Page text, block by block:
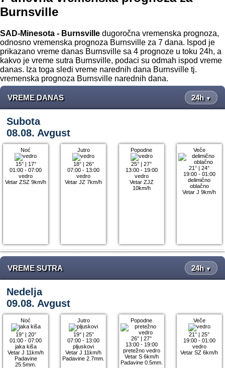
Burnsville
SAD-Minesota - Burnsville dugoročna vremenska prognoza,
odnosno vremenska prognoza Burnsville za 7 dana. Ispod je
prikazano vreme danas Burnsville sa 4 prognoze u toku 24h, a
kakvo je vreme sutra Burnsville, podaci su odmah ispod vreme
danas. Iza toga sledi vreme narednih dana Burnsville tj.
vremenska prognoza Burnsville narednih dana.
VREME DANAS 24h ▼
Subota
08.08. Avgust
Noć
15°| 17°
01:00 - 07:00
vedro
Vetar ZSZ 9km/h
Jutro
18°| 26°
07:00 - 13:00
vedro
Vetar JZ 7km/h
Popodne
25° |27°
13:00 - 19:00
vedro
Vetar ZJZ
10km/h
Veče
21° |24°
19:00 - 01:00
delimično
oblačno
Vetar J 9km/h
VREME SUTRA 24h ▼
Nedelja
09.08. Avgust
Noć
19°| 20°
01:00 - 07:00
jaka kiša
Vetar J 11km/h
Padavine
25.5mm.
Jutro
19°| 25°
07:00 - 13:00
pljuskovi
Vetar J 11km/h
Padavine 2.7mm.
Popodne
26° |27°
13:00 - 19:00
pretežno vedro
Vetar S 6km/h
Padavine 0.5mm.
Veče
21° |25°
19:00 - 01:00
vedro
Vetar SZ 6km/h